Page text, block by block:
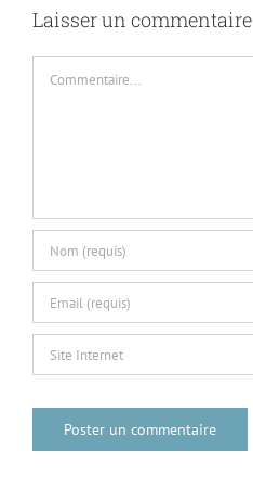
Laisser un commentaire